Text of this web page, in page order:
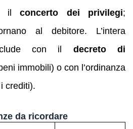
ilconcerto dei privilegi;
al debitore. L’intera
con il decreto di
immobili) o con l’ordinanza
crediti).
da ricordare